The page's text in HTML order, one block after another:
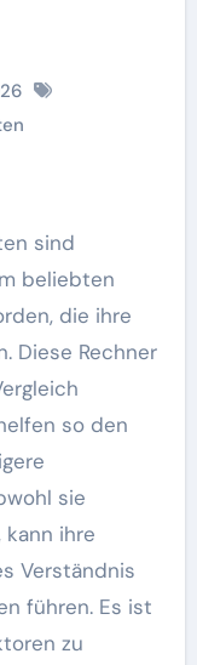
sind
beliebten
die ihre
Diese Rechner
so den
sie
ihre
Verständnis
führen. Es ist
zu